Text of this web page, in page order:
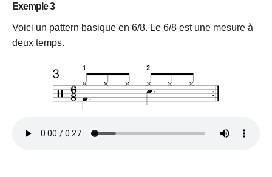
Exemple 3
Voici un pattern basique en 6/8. Le 6/8 est une mesure à
deux temps.